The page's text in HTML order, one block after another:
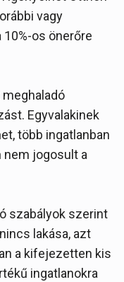
vagy
10%-os önerőre
Egyvalakinek
több ingatlanban
nem jogosult a
szabályok szerint
lakása, azt
a kifejezetten kis
ingatlanokra